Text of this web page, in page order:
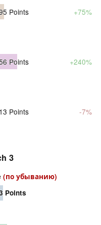
Points +75%
Points +240%
Points -7%
3
(по убыванию)
Points